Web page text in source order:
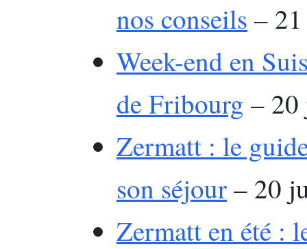
nos conseils –
Week-end en
de Fribourg –
Zermatt : le
son séjour– 20
Zermatt en été :